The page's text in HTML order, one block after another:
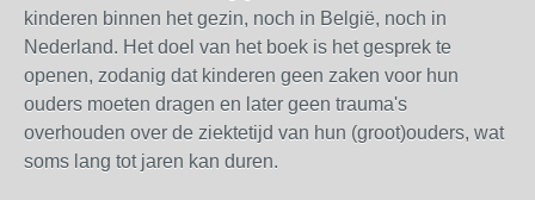
kinderen binnen het gezin, noch in België, noch in
Nederland. Het doel van het boek is het gesprek te
openen, zodanig dat kinderen geen zaken voor hun
ouders moeten dragen en later geen trauma's
overhouden over de ziektetijd van hun (groot)ouders, wat
soms lang tot jaren kan duren.